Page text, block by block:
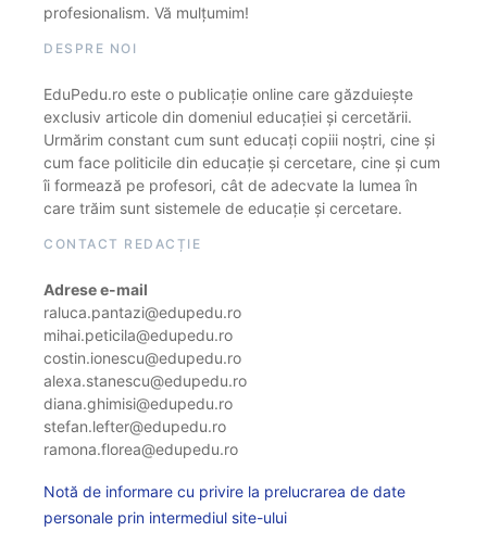
profesionalism. Vă mulțumim!
DESPRE NOI
EduPedu.ro este o publicație online care găzduiește
exclusiv articole din domeniul educației și cercetării.
Urmărim constant cum sunt educați copiii noștri, cine și
cum face politicile din educație și cercetare, cine și cum
îi formează pe profesori, cât de adecvate la lumea în
care trăim sunt sistemele de educație și cercetare.
CONTACT REDACȚIE
Adrese e-mail
raluca.pantazi@edupedu.ro
mihai.peticila@edupedu.ro
costin.ionescu@edupedu.ro
alexa.stanescu@edupedu.ro
diana.ghimisi@edupedu.ro
stefan.lefter@edupedu.ro
ramona.florea@edupedu.ro
Notă de informare cu privire la prelucrarea de date
personale prin intermediul site-ului